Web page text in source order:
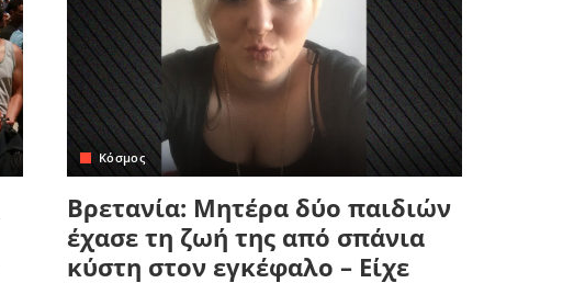
Κόσμος
Βρετανία: Μητέρα δύο παιδιών
έχασε τη ζωή της από σπάνια
κύστη στον εγκέφαλο – Είχε